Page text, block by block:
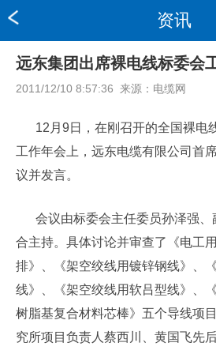
资讯
远东集团出席裸电线标委会
2011/12/10 8:57:36 来源： 电缆网
12月9日，在刚召开的全国裸电
工作年会上，远东电缆有限公司首
议并发言。
会议由标委会主任委员孙泽强
合主持。具体讨论并审查了《电工
排》、《架空绞线用镀锌钢线》、
线》、《架空绞线用软吕型线》、
树脂基复合材料芯棒》五个导线项
究所项目负责人蔡西川、黄国飞先